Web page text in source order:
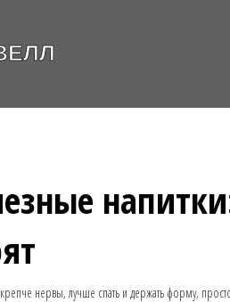
крепче нервы, лучше спать и держать форму,